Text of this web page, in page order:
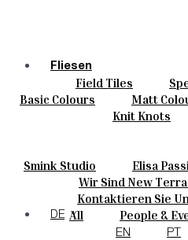
Fliesen
Field Tiles
Hand Painted
Bold
Natural Cotto
Farben
Basic Colours Matt
Special
Keramik
Knit Knots
Maßanfertigungen
Smink Studio Elisa
Über Uns
Wir Sind New
Kontakte
Kontaktieren Sie
Kataloge U
Journal
All People &
Materials & Sustainability
DE
EN PT